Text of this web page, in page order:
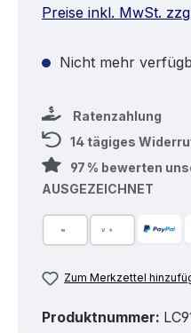
Preise inkl. MwSt.
Nicht mehr
Ratenzahlung
14 tägiges
97 % bewerten
AUSGEZEICHNET
Zum Merkzettel
Produktnummer: